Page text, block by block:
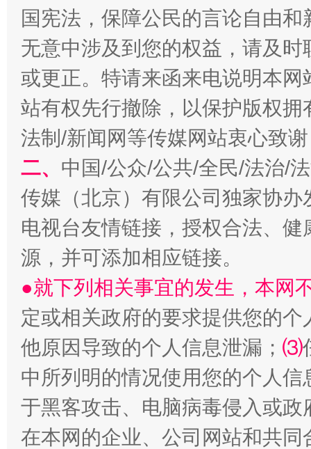
揭开“小金库”的免责幌子
受贿1.44亿！段成刚被判无期 从幼
国宪法，保障公民的言论自由
无意中涉及到您的权益，请及
或更正。特请来函来电说明本
站有权先行撤除，以保护版权
法制/新闻网等传媒网站衷心致
二、 中国/公众/公共/全民/法治/
传媒（北京）有限公司独家协
电视台友情链接，授权合法、
源，并可添加相应链接。
●就下列相关事宜的发生，本网
定或相关政府的要求提供您的个
他原因导致的个人信息泄漏； ⑶
中所列明的情况使用您的个人
于黑客攻击、电脑病毒侵入或
在本网的企业、公司网站和共